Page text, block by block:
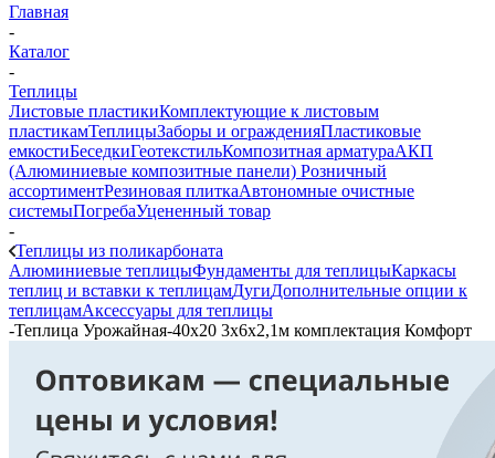
Главная
-
Каталог
-
Теплицы
Листовые пластикиКомплектующие к листовым
пластикамТеплицыЗаборы и огражденияПластиковые
емкостиБеседкиГеотекстильКомпозитная арматураАКП
(Алюминиевые композитные панели) Розничный
ассортиментРезиновая плиткаАвтономные очистные
системыПогребаУцененный товар
-
Теплицы из поликарбоната
Алюминиевые теплицыФундаменты для теплицыКаркасы
теплиц и вставки к теплицамДугиДополнительные опции к
теплицамАксессуары для теплицы
-Теплица Урожайная-40х20 3х6х2,1м комплектация Комфорт